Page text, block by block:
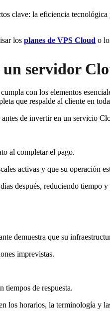
clave: la eficiencia
los planes de VPS Cloud o
servidor
con los elementos
que respalde al cliente en
de invertir en un servicio
al completar el pago.
activas y que su operación
después, reduciendo tiempo y
demuestra que su
imprevistas.
tiempos de respuesta.
los horarios, la terminología y